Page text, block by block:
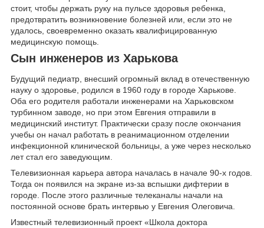
стоит, чтобы держать руку на пульсе здоровья ребенка,
предотвратить возникновение болезней или, если это не
удалось, своевременно оказать квалифицированную
медицинскую помощь.
Сын инженеров из Харькова
Будущий педиатр, внесший огромный вклад в отечественную
науку о здоровье, родился в 1960 году в городе Харькове.
Оба его родителя работали инженерами на Харьковском
турбинном заводе, но при этом Евгения отправили в
медицинский институт. Практически сразу после окончания
учебы он начал работать в реанимационном отделении
инфекционной клинической больницы, а уже через несколько
лет стал его заведующим.
Телевизионная карьера автора началась в начале 90-х годов.
Тогда он появился на экране из-за вспышки дифтерии в
городе. После этого различные телеканалы начали на
постоянной основе брать интервью у Евгения Олеговича.
Известный телевизионный проект «Школа доктора